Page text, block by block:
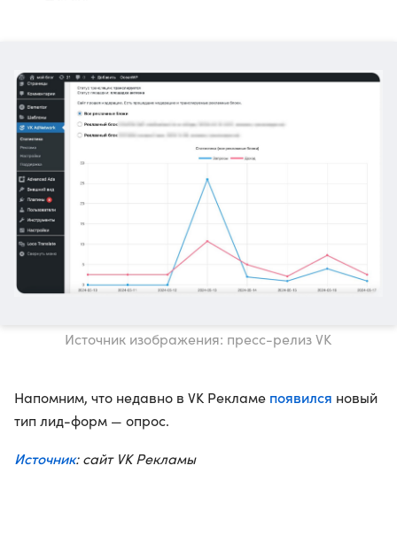
Источник изображения: пресс-релиз VK
Напомним, что недавно в VK Рекламе появился новый
тип лид-форм — опрос.
Источник: сайт VK Рекламы